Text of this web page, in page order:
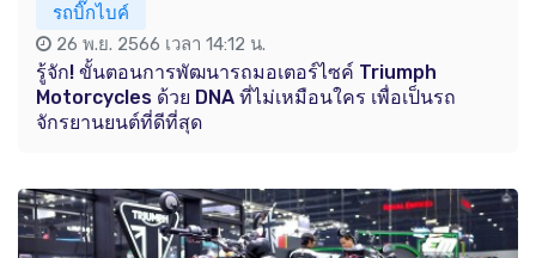
รถบิ๊กไบค์
26 พ.ย. 2566 เวลา 14:12 น.
รู้จัก! ขั้นตอนการพัฒนารถมอเตอร์ไซค์ Triumph
Motorcycles ด้วย DNA ที่ไม่เหมือนใคร เพื่อเป็นรถ
จักรยานยนต์ที่ดีที่สุด